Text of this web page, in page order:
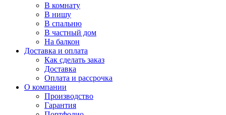
В комнату
В нишу
В спальню
В частный дом
На балкон
Доставка и оплата
Как сделать заказ
Доставка
Оплата и рассрочка
О компании
Производство
Гарантия